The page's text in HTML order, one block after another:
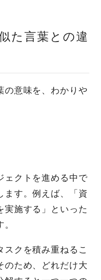
た言葉との違
の意味を、わかりや
ェクトを進める中で
ます。例えば、「資
実施する」といった
。
クを積み重ねるこ
のため、どれだけ大